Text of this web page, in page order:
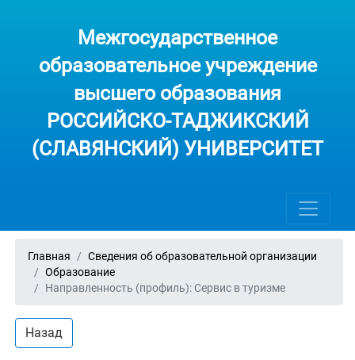
Межгосударственное
образовательное учреждение
высшего образования
РОССИЙСКО-ТАДЖИКСКИЙ
(СЛАВЯНСКИЙ) УНИВЕРСИТЕТ
Главная
Сведения об образовательной организации
Образование
Направленность (профиль): Сервис в туризме
Назад